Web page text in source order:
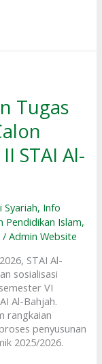
Tugas
STAI Al-
Syariah, Info
Pendidikan Islam,
/Admin Website
STAI Al-
sosialisasi
VI
Al-Bahjah.
rangkaian
penyusunan
2025/2026.